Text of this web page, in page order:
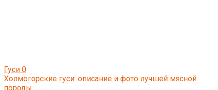
Гуси 0
Холмогорские гуси: описание и фото лучшей мясной
породы